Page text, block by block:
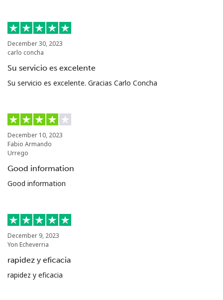
December 30, 2023
carlo concha
Su servicio es excelente
Su servicio es excelente. Gracias Carlo Concha
December 10, 2023
Fabio Armando
Urrego
Good information
Good information
December 9, 2023
Yon Echeverria
rapidez y eficacia
rapidez y eficacia